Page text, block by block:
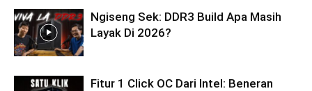
Ngiseng Sek: DDR3 Build Apa Masih
Layak Di 2026?
Fitur 1 Click OC Dari Intel: Beneran